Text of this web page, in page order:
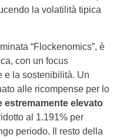
la volatilità tipica
“Flockenomics”, è
con un focus
e la sostenibilità. Un
alle ricompense per lo
estremamente elevato
al 1.191% per
periodo. Il resto della